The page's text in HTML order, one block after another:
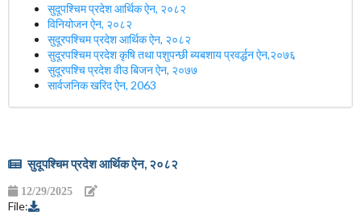
सुदूपश्चिम प्रदेश आर्थिक ऐन, २०८२
विनियोजन ऐन, २०८२
सुदूरपश्चिम प्रदेश आर्थिक ऐन, २०८२
सुदूरपश्चिम प्रदेश कृषि तथा पशुपन्छी ब्यबशाय प्रवर्द्धन ऐन,२०७६
सुदूरपश्चि प्रदेश वीउ बिजन ऐन, २०७७
सार्वजनिक खरिद ऐन, 2063
सुदूपश्चिम प्रदेश आर्थिक ऐन, २०८२
12/29/2025
File: